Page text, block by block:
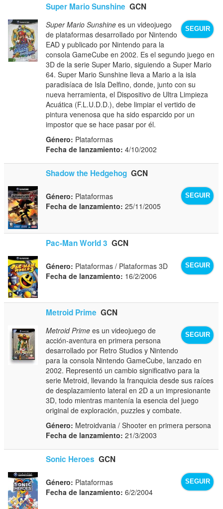
Super Mario Sunshine GCN
SEGUIR
Super Mario Sunshine es un videojuego
de plataformas desarrollado por Nintendo
EAD y publicado por Nintendo para la
consola GameCube en 2002. Es el segundo juego en
3D de la serie Super Mario, siguiendo a Super Mario
64. Super Mario Sunshine lleva a Mario a la isla
paradisíaca de Isla Delfino, donde, junto con su
nueva herramienta, el Dispositivo de Ultra Limpieza
Acuática (F.L.U.D.D.), debe limpiar el vertido de
pintura venenosa que ha sido esparcido por un
impostor que se hace pasar por él.
Género: Plataformas
Fecha de lanzamiento: 4/10/2002
Shadow the Hedgehog GCN
SEGUIR
Género: Plataformas
Fecha de lanzamiento: 25/11/2005
Pac-Man World 3 GCN
SEGUIR
Género: Plataformas / Plataformas 3D
Fecha de lanzamiento: 16/2/2006
Metroid Prime GCN
SEGUIR
Metroid Prime es un videojuego de
acción-aventura en primera persona
desarrollado por Retro Studios y Nintendo
para la consola Nintendo GameCube, lanzado en
2002. Representó un cambio significativo para la
serie Metroid, llevando la franquicia desde sus raíces
de desplazamiento lateral en 2D a un impresionante
3D, todo mientras mantenía la esencia del juego
original de exploración, puzzles y combate.
Género: Metroidvania / Shooter en primera persona
Fecha de lanzamiento: 21/3/2003
Sonic Heroes GCN
SEGUIR
Género: Plataformas
Fecha de lanzamiento: 6/2/2004